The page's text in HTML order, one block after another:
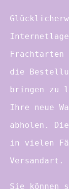
die
bringen zu
Ihre neue
abholen.
in vielen
Versandart.
Sie können